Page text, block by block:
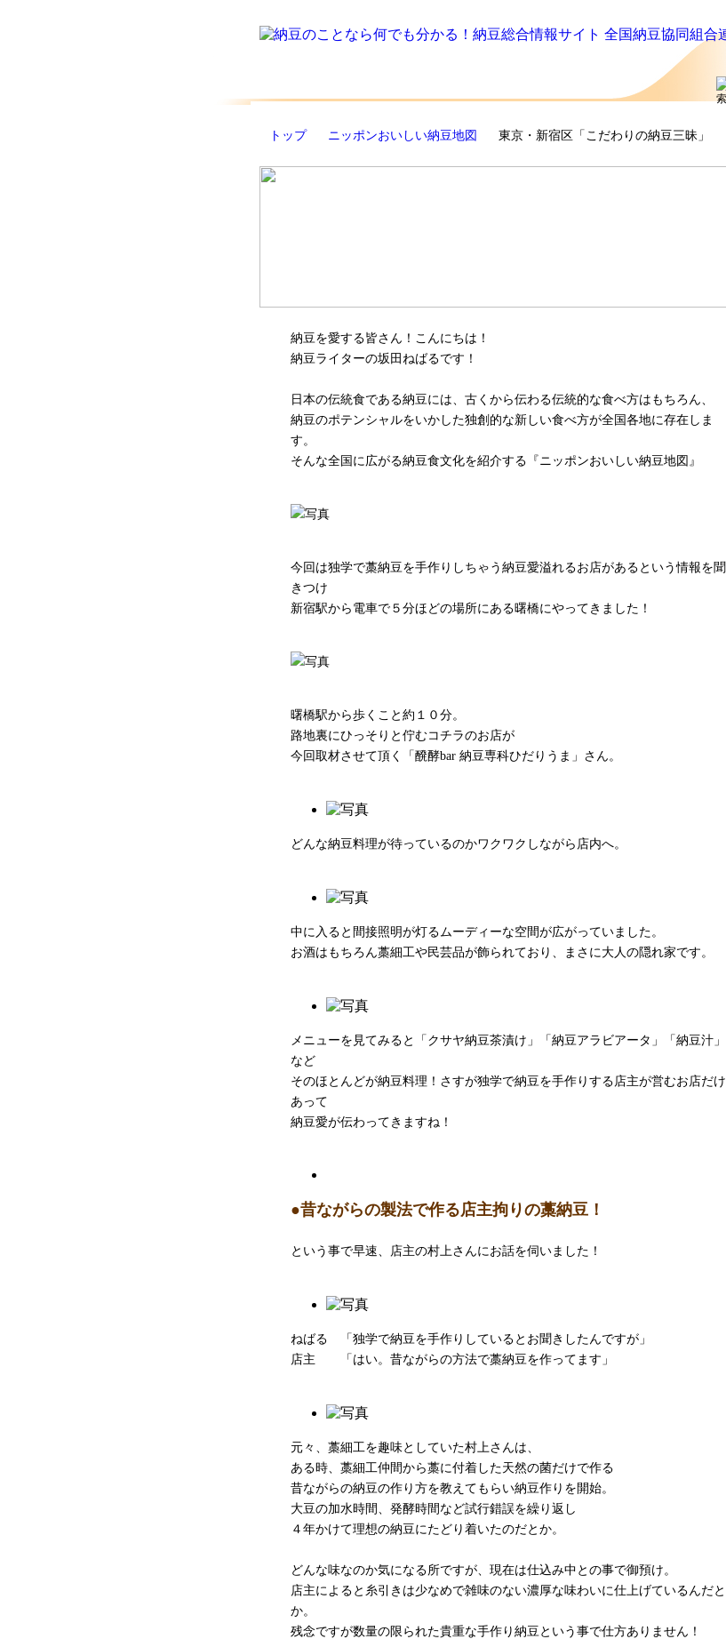
納豆のことなら何でも分か
トップ ニッポンおいしい納豆地図 東京・新宿区「こだわりの納豆三昧」
納豆を愛する皆さん！こんにちは！
納豆ライターの坂田ねばるです！
日本の伝統食である納豆には、古くから伝わる伝統的な食べ方はもちろん、
納豆のポテンシャルをいかした独創的な新しい食べ方が全国各地に存在しま
す。
そんな全国に広がる納豆食文化を紹介する『ニッポンおいしい納豆地図』
今回は独学で藁納豆を手作りしちゃう納豆愛溢れるお店があるという情報を聞
きつけ
新宿駅から電車で５分ほどの場所にある曙橋にやってきました！
曙橋駅から歩くこと約１０分。
路地裏にひっそりと佇むコチラのお店が
今回取材させて頂く「醗酵bar 納豆専科ひだりうま」さん。
どんな納豆料理が待っているのかワクワクしながら店内へ。
中に入ると間接照明が灯るムーディーな空間が広がっていました。
お酒はもちろん藁細工や民芸品が飾られており、まさに大人の隠れ家です。
メニューを見てみると「クサヤ納豆茶漬け」「納豆アラビアータ」「納豆汁」
など
そのほとんどが納豆料理！さすが独学で納豆を手作りする店主が営むお店だけ
あって
納豆愛が伝わってきますね！
●昔ながらの製法で作る店主拘りの藁納豆！
という事で早速、店主の村上さんにお話を伺いました！
ねばる 「独学で納豆を手作りしているとお聞きしたんですが」
店主 「はい。昔ながらの方法で藁納豆を作ってます」
元々、藁細工を趣味としていた村上さんは、
ある時、藁細工仲間から藁に付着した天然の菌だけで作る
昔ながらの納豆の作り方を教えてもらい納豆作りを開始。
大豆の加水時間、発酵時間など試行錯誤を繰り返し
４年かけて理想の納豆にたどり着いたのだとか。
どんな味なのか気になる所ですが、現在は仕込み中との事で御預け。
店主によると糸引きは少なめで雑味のない濃厚な味わいに仕上げているんだと
か。
残念ですが数量の限られた貴重な手作り納豆という事で仕方ありません！